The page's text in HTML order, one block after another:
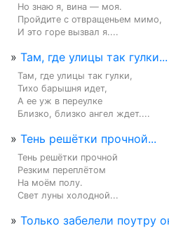
Но знаю я, вина — моя.
Пройдите с отвращеньем мимо,
И это горе вызвал я....
» Там, где улицы так гулки...
Там, где улицы так гулки,
Тихо барышня идет,
А ее уж в переулке
Близко, близко ангел ждет....
» Тень решётки прочной...
Тень решётки прочной
Резким переплётом
На моём полу.
Свет луны холодной...
» Только забелели поутру